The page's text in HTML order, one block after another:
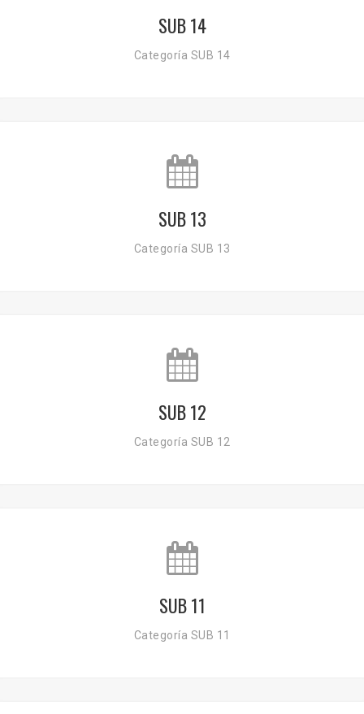
SUB 14
Categoría SUB 14
SUB 13
Categoría SUB 13
SUB 12
Categoría SUB 12
SUB 11
Categoría SUB 11